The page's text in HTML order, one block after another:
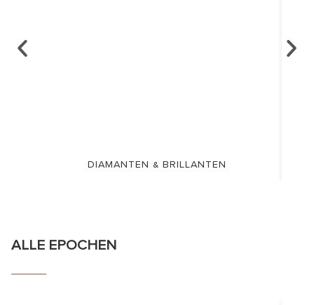
DIAMANTEN & BRILLANTEN
ALLE EPOCHEN